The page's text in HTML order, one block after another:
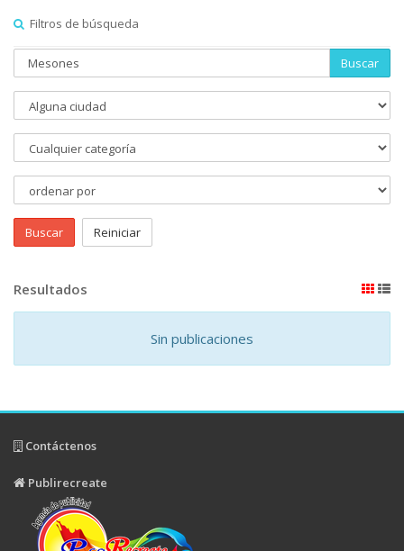
Filtros de búsqueda
Buscar
Buscar Reiniciar
Resultados
Sin publicaciones
Contáctenos
Publirecreate